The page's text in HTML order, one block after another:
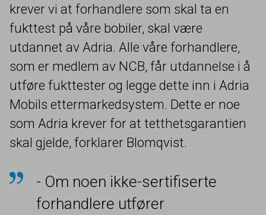
krever vi at forhandlere som skal ta en
fukttest på våre bobiler, skal være
utdannet av Adria. Alle våre forhandlere,
som er medlem av NCB, får utdannelse i å
utføre fukttester og legge dette inn i Adria
Mobils ettermarkedsystem. Dette er noe
som Adria krever for at tetthetsgarantien
skal gjelde, forklarer Blomqvist.
- Om noen ikke-sertifiserte
forhandlere utfører